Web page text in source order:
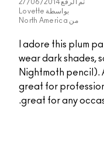
تم الرفع 27/06/2014
بواسطة Lovette
من North America
I adore this plum
wear dark
Nightmoth
great for
great for any